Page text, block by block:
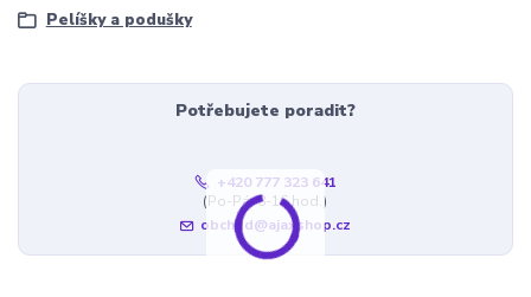
Pelíšky a podušky
Potřebujete poradit?
+420 777 323 641
(Po-Pá, 8-16 hod.)
obchod@ajaxshop.cz